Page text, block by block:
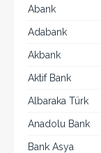
Abank
Adabank
Akbank
Aktif Bank
Albaraka Türk
Anadolu Bank
Bank Asya